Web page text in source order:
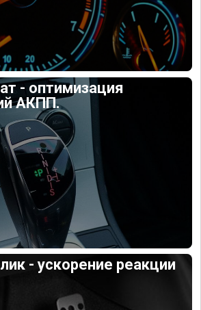
- оптимизация
АКПП.
- ускорение реакции